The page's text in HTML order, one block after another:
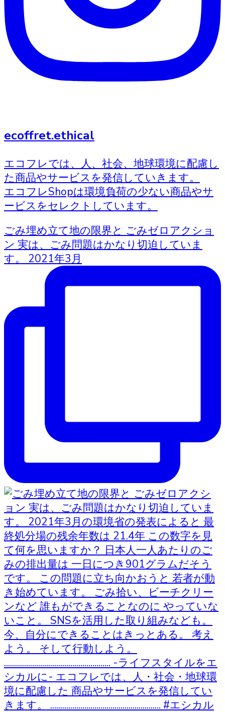
ecoffret.ethical
エコフレでは、人、社会、地球環境に配慮し
た商品やサービスを発信していきます。
エコフレShopは環境負荷の少ない商品やサ
ービスをセレクトしています。
ごみ埋め立て地の限界と ごみゼロアクショ
ン 実は、ごみ問題はかなり切迫していま
す。 2021年3月